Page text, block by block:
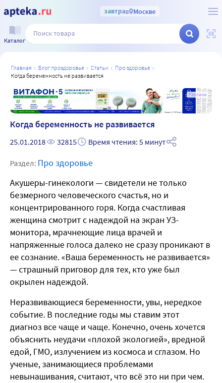
завтрав Москве
Каталог
главная блог проздоровье статьи
про здоровье
когда беременность не развивается
Реклама
Когда беременность не развивается
25.01.2018 32815 Время чтения: 5 минут
Раздел: Про здоровье
Акушеры-гинекологи — свидетели не только
безмерного человеческого счастья, но и
концентрированного горя. Когда счастливая
женщина смотрит с надеждой на экран УЗ-
монитора, мрачнеющие лица врачей и
напряженные голоса далеко не сразу проникают в
ее сознание. «Ваша беременность не развивается»
— страшный приговор для тех, кто уже был
окрылен надеждой.
Неразвивающиеся беременности, увы, нередкое
событие. В последние годы мы ставим этот
диагноз все чаще и чаще. Конечно, очень хочется
объяснить неудачи «плохой экологией», вредной
едой, ГМО, излучением из космоса и сглазом. Но
ученые, занимающиеся проблемами
невынашивания, считают, что всё это ни при чем.